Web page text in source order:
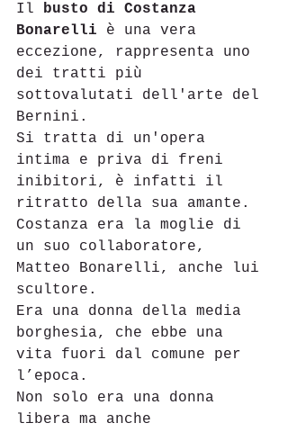
Il busto di Costanza
Bonarelli è una vera
eccezione, rappresenta uno
dei tratti più
sottovalutati dell'arte del
Bernini.
Si tratta di un'opera
intima e priva di freni
inibitori, è infatti il
ritratto della sua amante.
Costanza era la moglie di
un suo collaboratore,
Matteo Bonarelli, anche lui
scultore.
Era una donna della media
borghesia, che ebbe una
vita fuori dal comune per
l’epoca.
Non solo era una donna
libera ma anche